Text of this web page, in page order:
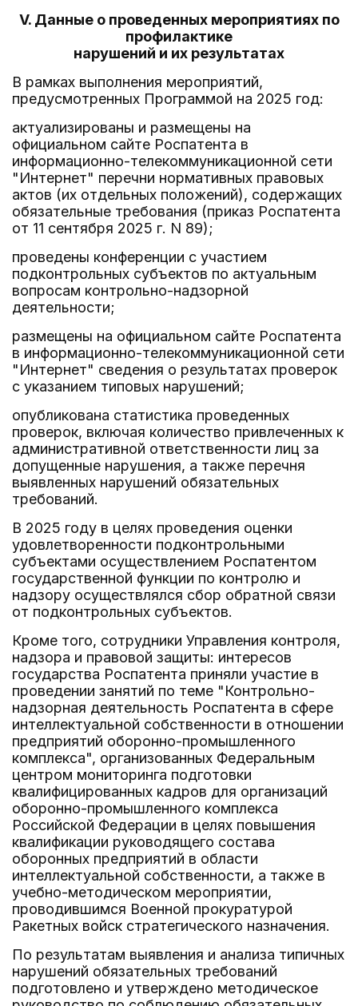
V. Данные о проведенных мероприятиях по
профилактике
нарушений и их результатах
В рамках выполнения мероприятий,
предусмотренных Программой на 2025 год:
актуализированы и размещены на
официальном сайте Роспатента в
информационно-телекоммуникационной сети
"Интернет" перечни нормативных правовых
актов (их отдельных положений), содержащих
обязательные требования (приказ Роспатента
от 11 сентября 2025 г. N 89);
проведены конференции с участием
подконтрольных субъектов по актуальным
вопросам контрольно-надзорной
деятельности;
размещены на официальном сайте Роспатента
в информационно-телекоммуникационной сети
"Интернет" сведения о результатах проверок
с указанием типовых нарушений;
опубликована статистика проведенных
проверок, включая количество привлеченных к
административной ответственности лиц за
допущенные нарушения, а также перечня
выявленных нарушений обязательных
требований.
В 2025 году в целях проведения оценки
удовлетворенности подконтрольными
субъектами осуществлением Роспатентом
государственной функции по контролю и
надзору осуществлялся сбор обратной связи
от подконтрольных субъектов.
Кроме того, сотрудники Управления контроля,
надзора и правовой защиты: интересов
государства Роспатента приняли участие в
проведении занятий по теме "Контрольно-
надзорная деятельность Роспатента в сфере
интеллектуальной собственности в отношении
предприятий оборонно-промышленного
комплекса", организованных Федеральным
центром мониторинга подготовки
квалифицированных кадров для организаций
оборонно-промышленного комплекса
Российской Федерации в целях повышения
квалификации руководящего состава
оборонных предприятий в области
интеллектуальной собственности, а также в
учебно-методическом мероприятии,
проводившимся Военной прокуратурой
Ракетных войск стратегического назначения.
По результатам выявления и анализа типичных
нарушений обязательных требований
подготовлено и утверждено методическое